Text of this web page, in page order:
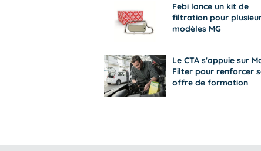
Febi lance un kit de
filtration pour
modèles MG
Le CTA s'appuie sur
Filter pour renforcer
offre de formation